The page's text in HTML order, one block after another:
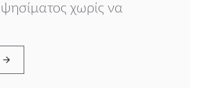
χωρίς να